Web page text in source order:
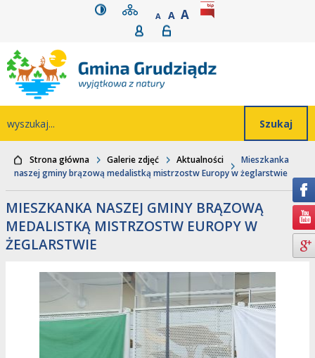
Przejdź do głównego
Przejdź do treści
Przejdź do
wyszukiwarki
Przejdź do mapywersja kontrastowa
mapa serwisu
A POMNIEJSZ CZCIONKĘ
A STANDARDOWY ROZMIAR
A POWIĘKSZ
rozmiar czcionki
Rejestracja
Strona główna Galerie zdjęć Aktualności
Mieszkanka
naszej gminy brązową medalistką mistrzostw Europy w żeglarstwie
MIESZKANKA NASZEJ GMINY BRĄZOWĄ
MEDALISTKĄ MISTRZOSTW EUROPY W
ŻEGLARSTWIE